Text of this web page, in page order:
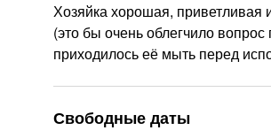
Свободные даты
Хозяйка хорошая, приветливая
(это бы очень облегчило
приходилось её мыть перед